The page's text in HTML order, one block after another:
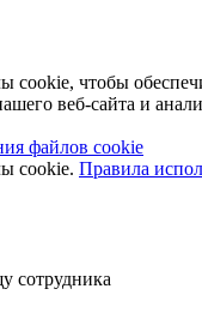
cookie, чтобы
веб-сайта и
файлов cookie
cookie. Правила
сотрудника